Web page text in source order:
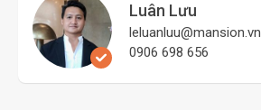
Luân Lưu
leluanluu@mansion.vn
0906 698 656